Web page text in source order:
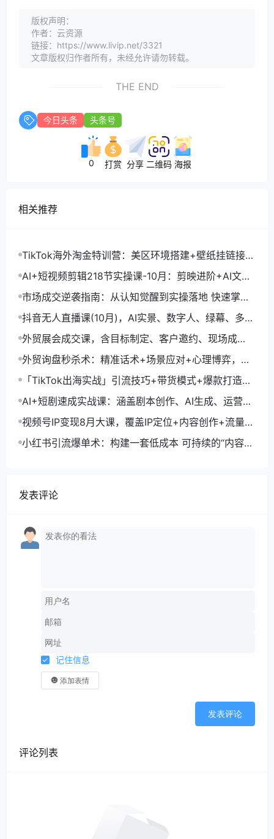
版权声明：
作者：云资源
链接：https://www.livip.net/3321
文章版权归作者所有，未经允许请勿转载。
THE END
今日头条 头条号
0 打赏 分享 二维码 海报
相关推荐
TikTok海外淘金特训营：美区环境搭建+壁纸挂链接
+剪映数字人，月入1.5万
AI+短视频剪辑218节实操课-10月：剪映进阶+AI文案
生成+账号运营，月入2万
市场成交逆袭指南：从认知觉醒到实操落地 快速掌握
市场开拓与成交核心能力
抖音无人直播课(10月)，AI实景、数字人、绿幕、多种
玩法、24小时自动盈利
外贸展会成交课，含目标制定、客户邀约、现场成
交，系统化SOP提升参展ROI
外贸询盘秒杀术：精准话术+场景应对+心理博弈，单
月询盘转化率提升200%
「TikTok出海实战」引流技巧+带货模式+爆款打造，
单月变现10万+秘籍
AI+短剧速成实战课：涵盖剧本创作、AI生成、运营变
现，单部剧收益破万
视频号IP变现8月大课，覆盖IP定位+内容创作+流量获
取+合规运营+商业转化
小红书引流爆单术：构建一套低成本 可持续的“内容-
发表评论
记住信息
添加表情
发表评论
评论列表